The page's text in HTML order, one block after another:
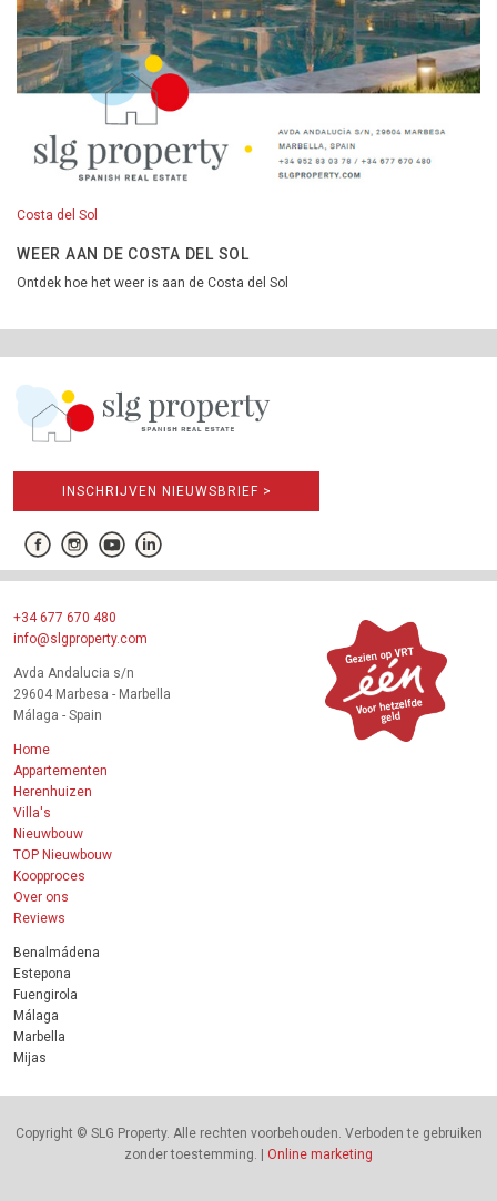
Costa del Sol
WEER AAN DE COSTA DEL SOL
Ontdek hoe het weer is aan de Costa del Sol
INSCHRIJVEN NIEUWSBRIEF >
+34 677 670 480
info@slgproperty.com
Avda Andalucia s/n
29604 Marbesa - Marbella
Málaga - Spain
Home
Appartementen
Herenhuizen
Villa's
Nieuwbouw
TOP Nieuwbouw
Koopproces
Over ons
Reviews
Benalmádena
Estepona
Fuengirola
Málaga
Marbella
Mijas
Copyright © SLG Property. Alle rechten voorbehouden. Verboden te gebruiken
zonder toestemming. | Online marketing